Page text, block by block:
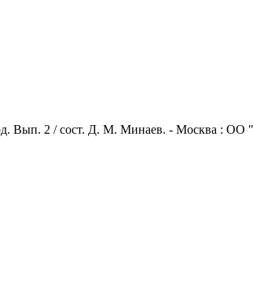
Вып. 2 / сост. Д. М. Минаев. - Москва : ОО